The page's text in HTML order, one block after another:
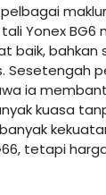
Yonex BG6
baik, bahkan
Sesetengah
ia
kuasa
tetapi